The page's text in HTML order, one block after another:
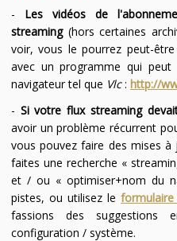
- Les vidéos de
streaming(hors certaines
voir, vous le pourrez peut-
avec un programme qui
navigateur tel que Vlc: http://
- Si votre flux streaming
avoir un problème récurrent
vous pouvez faire des mises
faites une recherche «
et / ou « optimiser+nom du
pistes, ou utilisez le
fassions des
configuration / système.